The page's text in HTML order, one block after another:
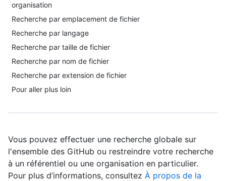
organisation
Recherche par emplacement de fichier
Recherche par langage
Recherche par taille de fichier
Recherche par nom de fichier
Recherche par extension de fichier
Pour aller plus loin
Vous pouvez effectuer une recherche globale sur
l'ensemble des GitHub ou restreindre votre recherche
à un référentiel ou une organisation en particulier.
Pour plus d’informations, consultez À propos de la